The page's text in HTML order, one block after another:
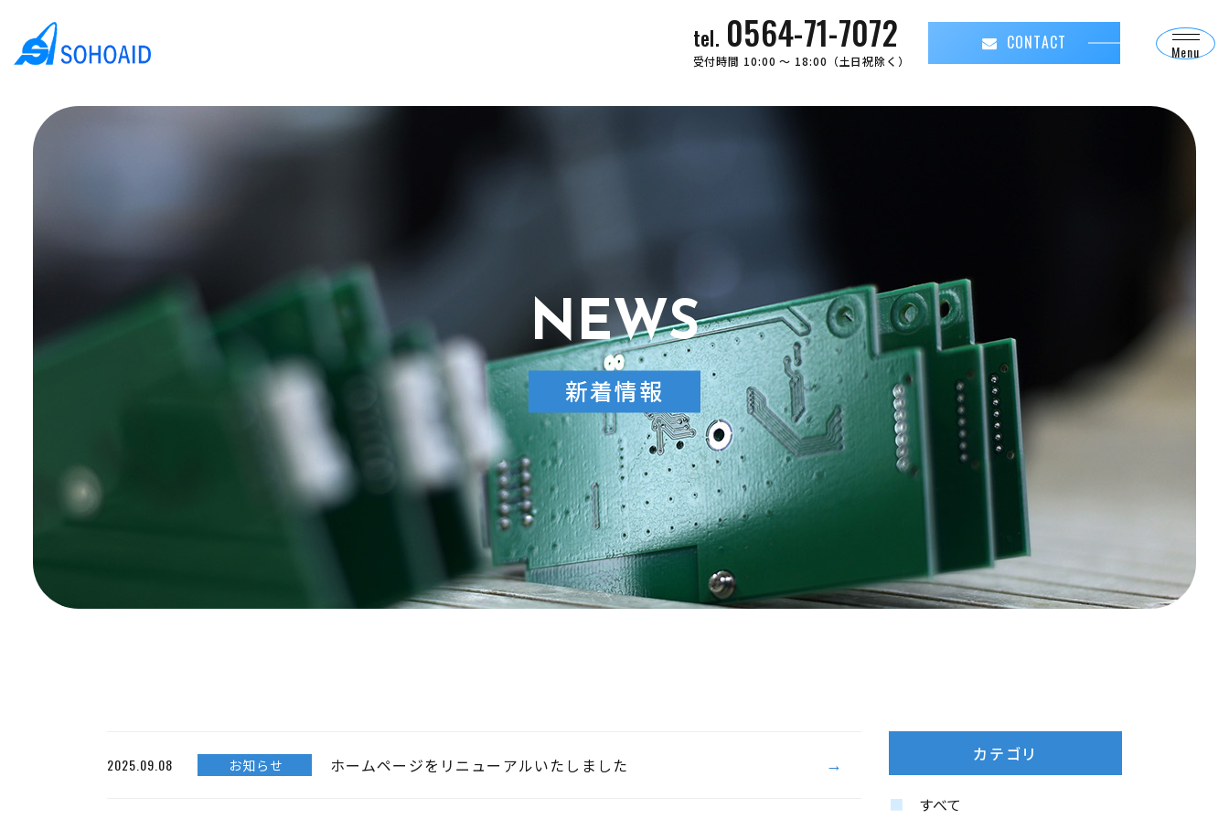
tel. 0564-71-7072
受付時間 10:00 〜 18:00（土日祝除く）
CONTACT Menu
NEWS
新着情報
2025.09.08 お知らせ ホームページをリニューアルいたしました
カテゴリ
すべて